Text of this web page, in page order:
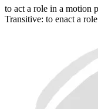
to act a role in a motion
Transitive: to enact a